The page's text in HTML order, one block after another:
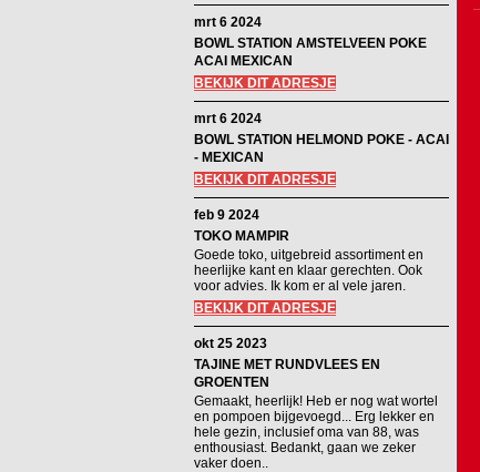
mrt 6 2024
BOWL STATION AMSTELVEEN POKE
ACAI MEXICAN
BEKIJK DIT ADRESJE
mrt 6 2024
BOWL STATION HELMOND POKE - ACAI
- MEXICAN
BEKIJK DIT ADRESJE
feb 9 2024
TOKO MAMPIR
Goede toko, uitgebreid assortiment en
heerlijke kant en klaar gerechten. Ook
voor advies. Ik kom er al vele jaren.
BEKIJK DIT ADRESJE
okt 25 2023
TAJINE MET RUNDVLEES EN
GROENTEN
Gemaakt, heerlijk! Heb er nog wat wortel
en pompoen bijgevoegd... Erg lekker en
hele gezin, inclusief oma van 88, was
enthousiast. Bedankt, gaan we zeker
vaker doen..